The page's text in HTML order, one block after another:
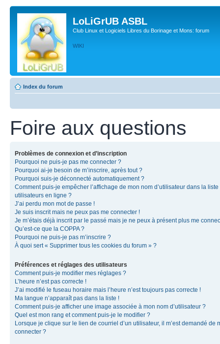
LoLiGrUB ASBL
Club Linux et Logiciels Libres du Borinage et Mons: forum
WIKI
Index du forum
Foire aux questions
Problèmes de connexion et d’inscription
Pourquoi ne puis-je pas me connecter ?
Pourquoi ai-je besoin de m’inscrire, après tout ?
Pourquoi suis-je déconnecté automatiquement ?
Comment puis-je empêcher l’affichage de mon nom d’utilisateur dans la liste
utilisateurs en ligne ?
J’ai perdu mon mot de passe !
Je suis inscrit mais ne peux pas me connecter !
Je m’étais déjà inscrit par le passé mais je ne peux à présent plus me
Qu’est-ce que la COPPA ?
Pourquoi ne puis-je pas m’inscrire ?
À quoi sert « Supprimer tous les cookies du forum » ?
Préférences et réglages des utilisateurs
Comment puis-je modifier mes réglages ?
L’heure n’est pas correcte !
J’ai modifié le fuseau horaire mais l’heure n’est toujours pas correcte !
Ma langue n’apparaît pas dans la liste !
Comment puis-je afficher une image associée à mon nom d’utilisateur ?
Quel est mon rang et comment puis-je le modifier ?
Lorsque je clique sur le lien de courriel d’un utilisateur, il m’est demandé de
connecter ?